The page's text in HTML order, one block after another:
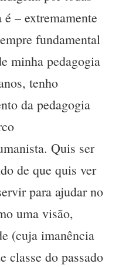
– extremamente
fundamental
minha pedagogia
tenho
da pedagogia
Quis ser
de que quis ver
para ajudar no
uma visão,
(cuja imanência
classe do passado